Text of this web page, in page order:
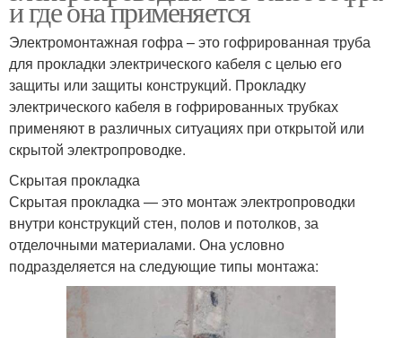
и где она применяется
Электромонтажная гофра – это гофрированная труба
для прокладки электрического кабеля с целью его
защиты или защиты конструкций. Прокладку
электрического кабеля в гофрированных трубках
применяют в различных ситуациях при открытой или
скрытой электропроводке.
Скрытая прокладка
Скрытая прокладка — это монтаж электропроводки
внутри конструкций стен, полов и потолков, за
отделочными материалами. Она условно
подразделяется на следующие типы монтажа: